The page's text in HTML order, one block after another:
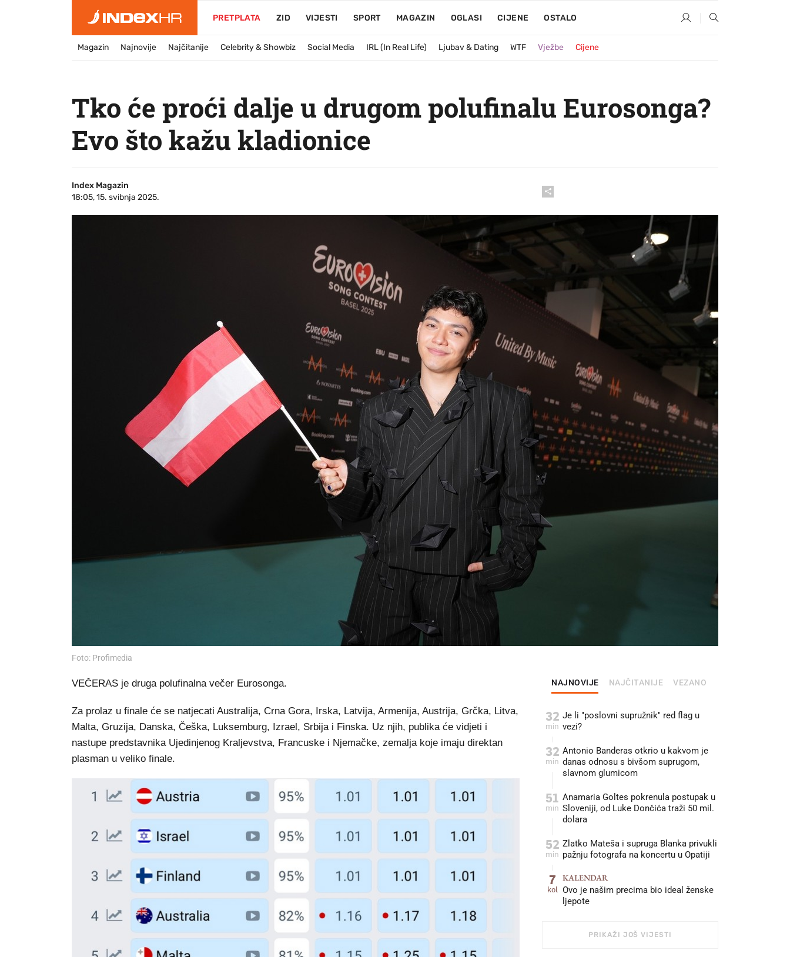
PRETPLATA ZID VIJESTI SPORT MAGAZIN OGLASI CIJENE OSTALO
Magazin Najnovije Najčitanije Celebrity & Showbiz Social Media IRL (In Real Life) Ljubav & Dating WTF Vježbe Cijene
Tko će proći dalje u drugom polufinalu Eurosonga?
Evo što kažu kladionice
Index Magazin
18:05, 15. svibnja 2025.
Foto: Profimedia
VEČERAS je druga polufinalna večer Eurosonga.
Za prolaz u finale će se natjecati Australija, Crna Gora, Irska, Latvija, Armenija, Austrija, Grčka, Litva,
Malta, Gruzija, Danska, Češka, Luksemburg, Izrael, Srbija i Finska. Uz njih, publika će vidjeti i
nastupe predstavnika Ujedinjenog Kraljevstva, Francuske i Njemačke, zemalja koje imaju direktan
plasman u veliko finale.
NAJNOVIJE NAJČITANIJE VEZANO
32
min
Je li "poslovni supružnik" red flag u
vezi?
32
min
Antonio Banderas otkrio u kakvom je
danas odnosu s bivšom suprugom,
slavnom glumicom
51
min
Anamaria Goltes pokrenula postupak u
Sloveniji, od Luke Dončića traži 50 mil.
dolara
52
min
Zlatko Mateša i supruga Blanka privukli
pažnju fotografa na koncertu u Opatiji
7
kol
KALENDAR
Ovo je našim precima bio ideal ženske
ljepote
PRIKAŽI JOŠ VIJESTI